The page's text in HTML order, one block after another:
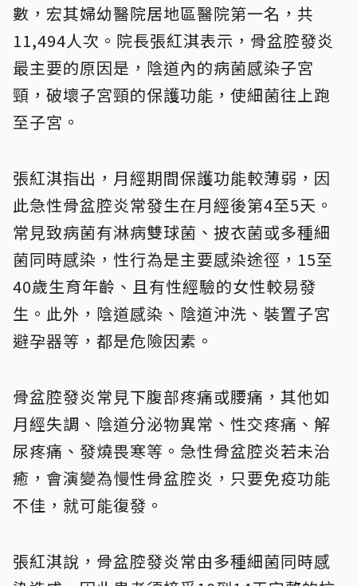
數，宏其婦幼醫院居地區醫院第一名，共
11,494人次。院長張紅淇表示，骨盆腔發炎
最主要的原因是，陰道內的病菌感染子宮
頸，破壞子宮頸的保護功能，使細菌往上跑
至子宮。
張紅淇指出，月經期間保護功能較薄弱，因
此急性骨盆腔炎常發生在月經後第4至5天。
常見致病菌有淋病雙球菌、披衣菌或多種細
菌同時感染，性行為是主要感染途徑，15至
40歲生育年齡、且有性經驗的女性較易發
生。此外，陰道感染、陰道沖洗、裝置子宮
避孕器等，都是危險因素。
骨盆腔發炎常見下腹部疼痛或腰痛，其他如
月經失調、陰道分泌物異常、性交疼痛、解
尿疼痛、發燒畏寒等。 急性骨盆腔炎若未治
癒，會演變為慢性骨盆腔炎，只要免疫功能
不佳，就可能復發 。
張紅淇說，骨盆腔發炎常由多種細菌同時感